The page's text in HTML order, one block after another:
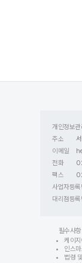
개인정보관
주소
이메일
전화
팩스
사업자등록
대리점등록
필수사항
케이
인스
법령